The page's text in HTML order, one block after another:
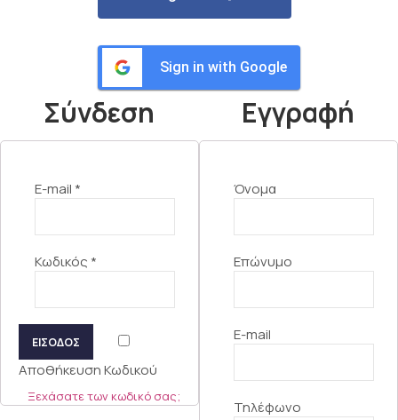
Sign in with Google
Σύνδεση
E-mail *
Κωδικός *
ΕΙΣΟΔΟΣ
Αποθήκευση Κωδικού
Ξεχάσατε των κωδικό σας;
Εγγραφή
Όνομα
Επώνυμο
E-mail
Τηλέφωνο